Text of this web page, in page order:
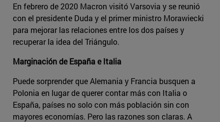
En febrero de 2020 Macron visitó Varsovia y se reunió
con el presidente Duda y el primer ministro Morawiecki
para mejorar las relaciones entre los dos países y
recuperar la idea del Triángulo.
Marginación de España e Italia
Puede sorprender que Alemania y Francia busquen a
Polonia en lugar de querer contar más con Italia o
España, países no solo con más población sin con
mayores economías. Pero las razones son claras. A